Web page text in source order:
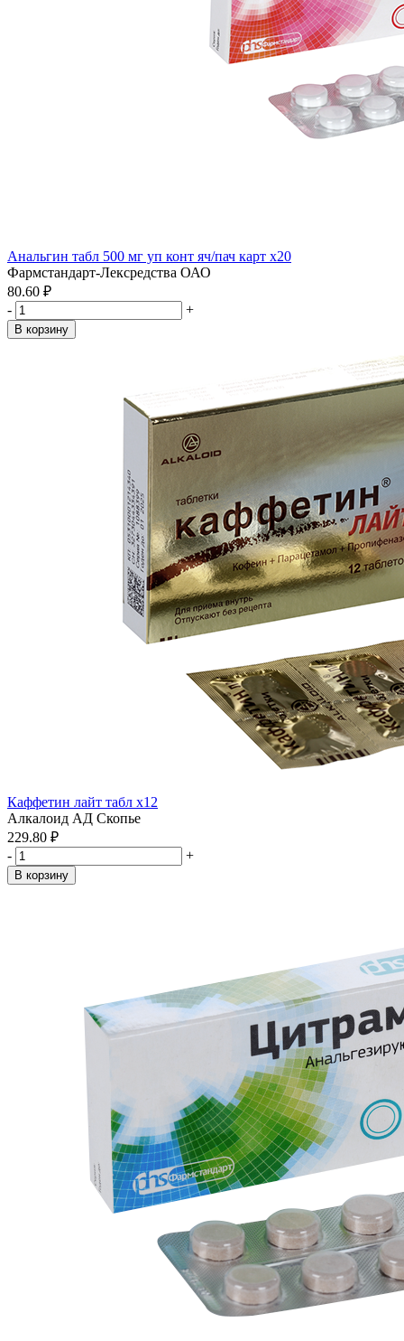
Анальгин табл 500 мг уп конт яч/пач карт x20
Фармстандарт-Лексредства ОАО
80.60 ₽
-
+
В корзину
Каффетин лайт табл x12
Алкалоид АД Скопье
229.80 ₽
-
+
В корзину